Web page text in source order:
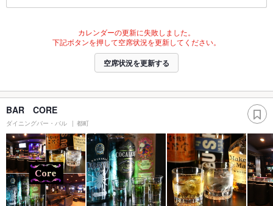
カレンダーの更新に失敗しました。
下記ボタンを押して空席状況を更新してください。
空席状況を更新する
BAR CORE
ダイニングバー・バル 都町